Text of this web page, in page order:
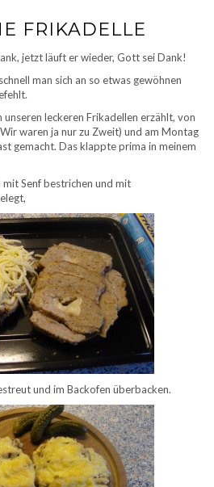
FRIKADELLE
jetzt läuft er wieder, Gott sei Dank!
man sich an so etwas gewöhnen
unseren leckeren Frikadellen erzählt, von
waren ja nur zu Zweit) und am Montag
gemacht. Das klappte prima in meinem
Senf bestrichen und mit
und im Backofen überbacken.